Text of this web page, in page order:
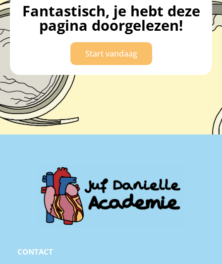
Fantastisch, je hebt deze
pagina doorgelezen!
Start vandaag
CONTACT